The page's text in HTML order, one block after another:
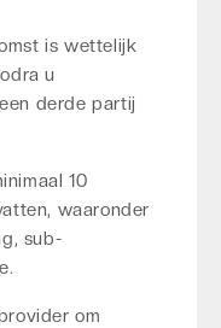
is wettelijk
u
derde partij
10
waaronder
sub-
om